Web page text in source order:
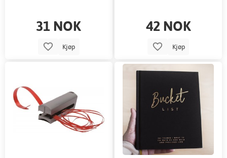
31 NOK
Kjøp
42 NOK
Kjøp